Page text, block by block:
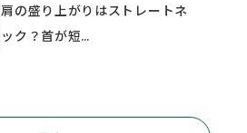
肩の盛り上がりはストレートネ
ック？首が短…